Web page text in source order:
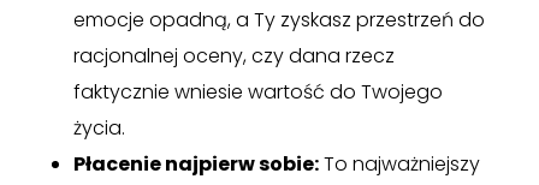
emocje opadną, a Ty zyskasz przestrzeń do
racjonalnej oceny, czy dana rzecz
faktycznie wniesie wartość do Twojego
życia.
Płacenie najpierw sobie:To najważniejszy